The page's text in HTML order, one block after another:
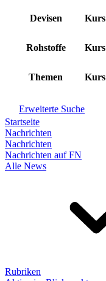
Devisen Kurs
Rohstoffe Kurs
Themen Kurs
Erweiterte Suche
Startseite
Nachrichten
Nachrichten
Nachrichten auf FN
Alle News
Rubriken